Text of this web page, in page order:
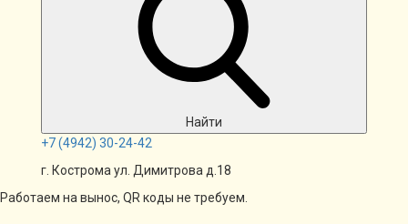
Найти
+7(4942) 30-24-42
г. Кострома ул. Димитрова д.18
Работаем на вынос, QR коды не требуем.